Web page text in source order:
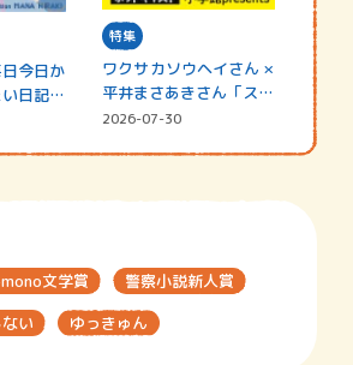
今日か
い日記
特集
ワクサカソウヘイさん ×
平井まさあきさん「スペ
シャ…
2026-07-30
文学賞
警察小説新人賞
い
ゆっきゅん